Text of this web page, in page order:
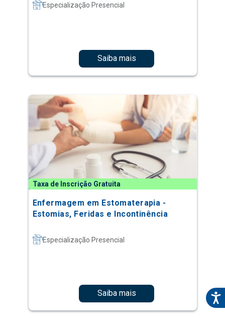
Especialização Presencial
Saiba mais
Taxa de Inscrição Gratuita
Enfermagem em Estomaterapia -
Estomias, Feridas e Incontinência
Especialização Presencial
Saiba mais